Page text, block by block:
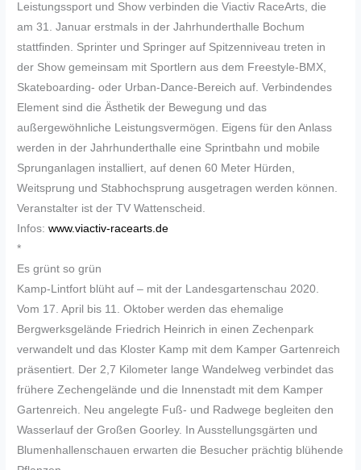
Leistungssport und Show verbinden die Viactiv RaceArts, die
am 31. Januar erstmals in der Jahrhunderthalle Bochum
stattfinden. Sprinter und Springer auf Spitzenniveau treten in
der Show gemeinsam mit Sportlern aus dem Freestyle-BMX,
Skateboarding- oder Urban-Dance-Bereich auf. Verbindendes
Element sind die Ästhetik der Bewegung und das
außergewöhnliche Leistungsvermögen. Eigens für den Anlass
werden in der Jahrhunderthalle eine Sprintbahn und mobile
Sprunganlagen installiert, auf denen 60 Meter Hürden,
Weitsprung und Stabhochsprung ausgetragen werden können.
Veranstalter ist der TV Wattenscheid.
Infos:www.viactiv-racearts.de
*
Es grünt so grün
Kamp-Lintfort blüht auf – mit der Landesgartenschau 2020.
Vom 17. April bis 11. Oktober werden das ehemalige
Bergwerksgelände Friedrich Heinrich in einen Zechenpark
verwandelt und das Kloster Kamp mit dem Kamper Gartenreich
präsentiert. Der 2,7 Kilometer lange Wandelweg verbindet das
frühere Zechengelände und die Innenstadt mit dem Kamper
Gartenreich. Neu angelegte Fuß- und Radwege begleiten den
Wasserlauf der Großen Goorley. In Ausstellungsgärten und
Blumenhallenschauen erwarten die Besucher prächtig blühende